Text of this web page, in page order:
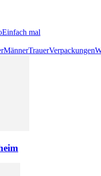
Einfach mal
MännerTrauerVerpackungen